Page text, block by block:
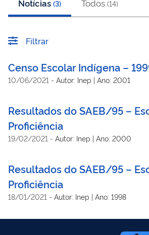
Notícias (3) Todos (14)
Filtrar
Censo Escolar Indígena –
10/06/2021 - Autor: Inep | Ano: 2001
Resultados do SAEB/95 –
Proficiência
19/02/2021 - Autor: Inep | Ano: 2000
Resultados do SAEB/95 –
Proficiência
18/01/2021 - Autor: Inep | Ano: 1998